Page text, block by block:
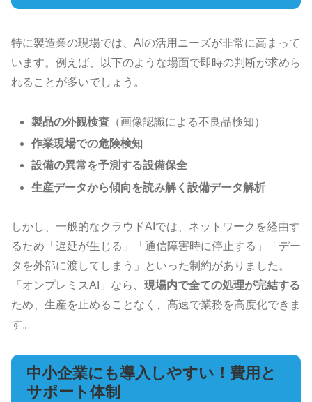
特に製造業の現場では、AIの活用ニーズが非常に高まって
います。例えば、以下のような場面で即時の判断が求めら
れることが多いでしょう。
製品の外観検査 （画像認識による不良品検知）
作業現場での危険検知
設備の異常を予測する設備保全
生産データから傾向を読み解く設備データ解析
しかし、一般的なクラウドAIでは、ネットワークを経由す
るため「遅延が生じる」「通信障害時に停止する」「デー
タを外部に渡してしまう」といった制約がありました。
「オンプレミスAI」なら、 現場内で全ての処理が完結する
ため、生産を止めることなく、高速で業務を高度化できま
す。
中小企業にも導入しやすい！費用と
サポート体制